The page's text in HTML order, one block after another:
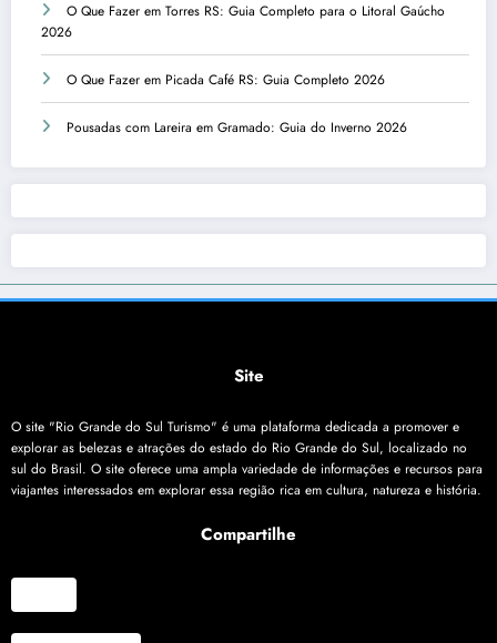
O Que Fazer em Torres RS: Guia Completo para o Litoral Gaúcho
2026
O Que Fazer em Picada Café RS: Guia Completo 2026
Pousadas com Lareira em Gramado: Guia do Inverno 2026
Site
O site "Rio Grande do Sul Turismo" é uma plataforma dedicada a promover e
explorar as belezas e atrações do estado do Rio Grande do Sul, localizado no
sul do Brasil. O site oferece uma ampla variedade de informações e recursos para
viajantes interessados em explorar essa região rica em cultura, natureza e história.
Compartilhe